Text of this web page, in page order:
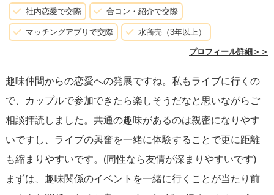
社内恋愛で交際 合コン・紹介で交際
マッチングアプリで交際 水商売（3年以上）
プロフィール詳細＞＞
趣味仲間からの恋愛への発展ですね。私もライブに行くの
で、カップルで参加できたら楽しそうだなと思いながらご
相談拝読しました。共通の趣味があるのは親密になりやす
いですし、ライブの興奮を一緒に体験することで更に距離
も縮まりやすいです。(同性なら友情が深まりやすいです)
まずは、趣味関係のイベントを一緒に行くことが当たり前